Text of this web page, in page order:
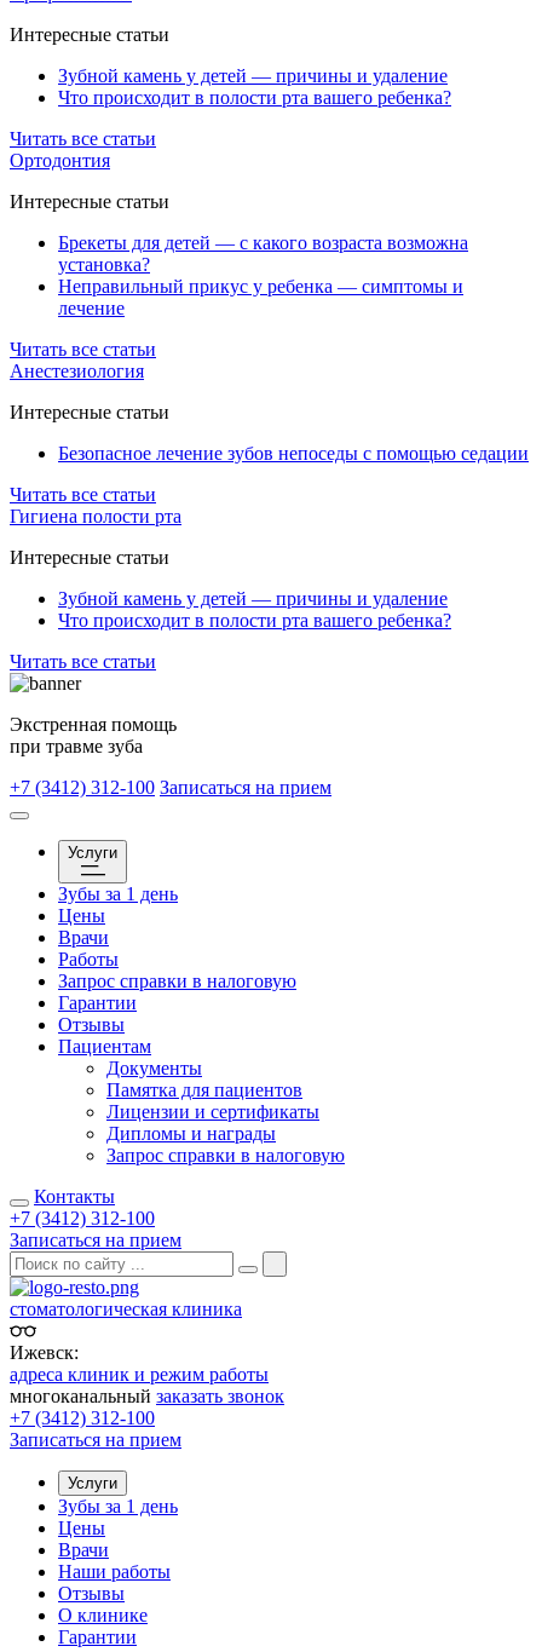
Интересные статьи
Зубной камень у детей — причины и удаление
Что происходит в полости рта вашего ребенка?
Читать все статьи
Ортодонтия
Интересные статьи
Брекеты для детей — с какого возраста возможна
установка?
Неправильный прикус у ребенка — симптомы и
лечение
Читать все статьи
Анестезиология
Интересные статьи
Безопасное лечение зубов непоседы с помощью седации
Читать все статьи
Гигиена полости рта
Интересные статьи
Зубной камень у детей — причины и удаление
Что происходит в полости рта вашего ребенка?
Читать все статьи
Экстренная помощь
при травме зуба
+7 (3412) 312-100 Записаться на прием
Услуги
Зубы за 1 день
Цены
Врачи
Работы
Запрос справки в налоговую
Гарантии
Отзывы
Пациентам
Документы
Памятка для пациентов
Лицензии и сертификаты
Дипломы и награды
Запрос справки в налоговую
Контакты
+7 (3412) 312-100
Записаться на прием
стоматологическая клиника
Ижевск:
адреса клиник и режим работы
многоканальный заказать звонок
+7 (3412) 312-100
Записаться на прием
Услуги
Зубы за 1 день
Цены
Врачи
Наши работы
Отзывы
О клинике
Гарантии